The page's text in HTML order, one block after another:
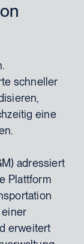
schneller
eine
adressiert
Plattform
erweitert